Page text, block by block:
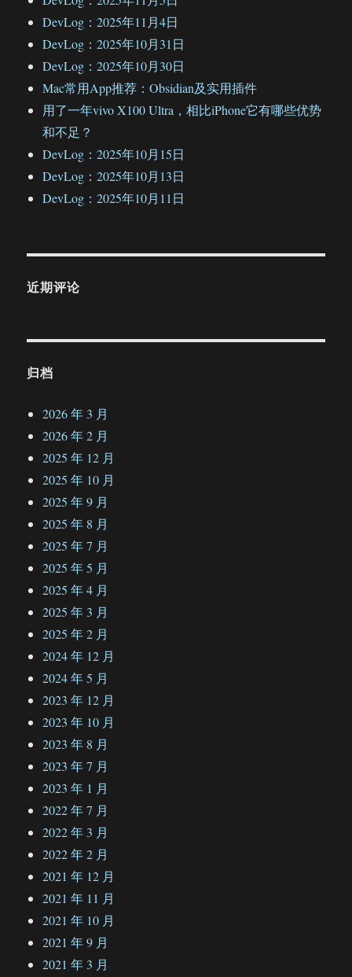
DevLog：2025年11月4日
DevLog：2025年10月31日
DevLog：2025年10月30日
Mac常用App推荐：Obsidian及实用插件
用了一年vivo X100 Ultra，相比iPhone它有哪些优势
和不足？
DevLog：2025年10月15日
DevLog：2025年10月13日
DevLog：2025年10月11日
近期评论
归档
2026 年 3 月
2026 年 2 月
2025 年 12 月
2025 年 10 月
2025 年 9 月
2025 年 8 月
2025 年 7 月
2025 年 5 月
2025 年 4 月
2025 年 3 月
2025 年 2 月
2024 年 12 月
2024 年 5 月
2023 年 12 月
2023 年 10 月
2023 年 8 月
2023 年 7 月
2023 年 1 月
2022 年 7 月
2022 年 3 月
2022 年 2 月
2021 年 12 月
2021 年 11 月
2021 年 10 月
2021 年 9 月
2021 年 3 月